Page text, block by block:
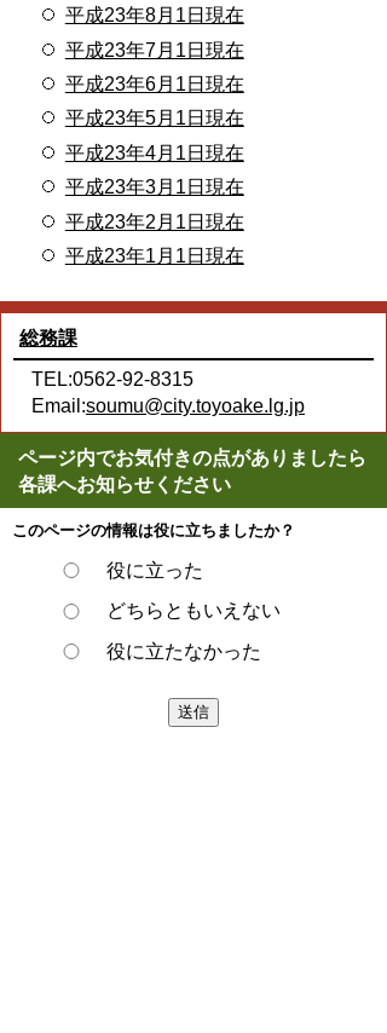
平成23年8月1日現在
平成23年7月1日現在
平成23年6月1日現在
平成23年5月1日現在
平成23年4月1日現在
平成23年3月1日現在
平成23年2月1日現在
平成23年1月1日現在
総務課
TEL:0562-92-8315
Email:soumu@city.toyoake.lg.jp
ページ内でお気付きの点がありましたら
各課へお知らせください
このページの情報は役に立ちましたか？
役に立った
どちらともいえない
役に立たなかった